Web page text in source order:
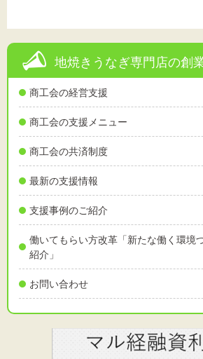
地焼きうなぎ専門店の創
商工会の経営支援
商工会の支援メニュー
商工会の共済制度
最新の支援情報
支援事例のご紹介
働いてもらい方改革「新たな働く環境
紹介」
お問い合わせ